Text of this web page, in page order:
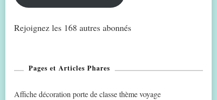
Rejoignez les 168 autres abonnés
Pages et Articles Phares
Affiche décoration porte de classe thème voyage